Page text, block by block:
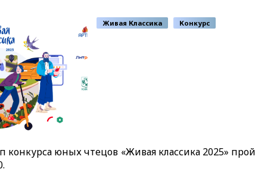
Живая Классика Конкурс
конкурса юных чтецов «Живая классика 2025»